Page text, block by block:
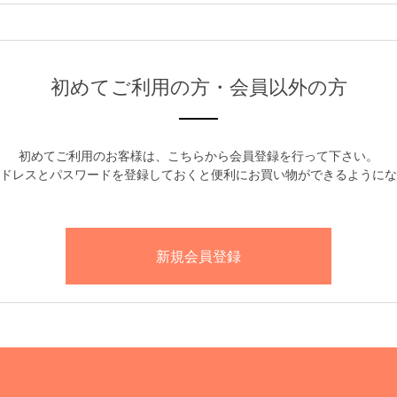
初めてご利用の方・会員以外の方
初めてご利用のお客様は、こちらから会員登録を行って下さい。
レスとパスワードを登録しておくと便利にお買い物ができるように